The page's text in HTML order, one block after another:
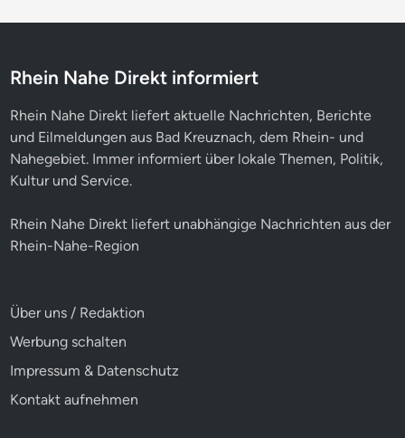
Rhein Nahe Direkt informiert
Rhein Nahe Direkt liefert aktuelle Nachrichten, Berichte
und Eilmeldungen aus Bad Kreuznach, dem Rhein- und
Nahegebiet. Immer informiert über lokale Themen, Politik,
Kultur und Service.
Rhein Nahe Direkt liefert unabhängige Nachrichten aus der
Rhein-Nahe-Region
Über uns / Redaktion
Werbung schalten
Impressum & Datenschutz
Kontakt aufnehmen